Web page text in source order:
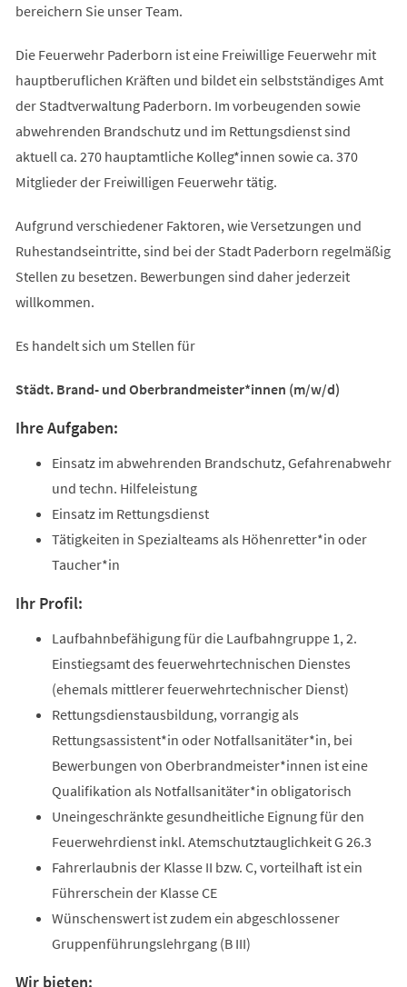
bereichern Sie unser Team.
Die Feuerwehr Paderborn ist eine Freiwillige Feuerwehr mit
hauptberuflichen Kräften und bildet ein selbstständiges Amt
der Stadtverwaltung Paderborn. Im vorbeugenden sowie
abwehrenden Brandschutz und im Rettungsdienst sind
aktuell ca. 270 hauptamtliche Kolleg*innen sowie ca. 370
Mitglieder der Freiwilligen Feuerwehr tätig.
Aufgrund verschiedener Faktoren, wie Versetzungen und
Ruhestandseintritte, sind bei der Stadt Paderborn regelmäßig
Stellen zu besetzen. Bewerbungen sind daher jederzeit
willkommen.
Es handelt sich um Stellen für
Städt. Brand- und Oberbrandmeister*innen (m/w/d)
Ihre Aufgaben:
Einsatz im abwehrenden Brandschutz, Gefahrenabwehr
und techn. Hilfeleistung
Einsatz im Rettungsdienst
Tätigkeiten in Spezialteams als Höhenretter*in oder
Taucher*in
Ihr Profil:
Laufbahnbefähigung für die Laufbahngruppe 1, 2.
Einstiegsamt des feuerwehrtechnischen Dienstes
(ehemals mittlerer feuerwehrtechnischer Dienst)
Rettungsdienstausbildung, vorrangig als
Rettungsassistent*in oder Notfallsanitäter*in, bei
Bewerbungen von Oberbrandmeister*innen ist eine
Qualifikation als Notfallsanitäter*in obligatorisch
Uneingeschränkte gesundheitliche Eignung für den
Feuerwehrdienst inkl. Atemschutztauglichkeit G 26.3
Fahrerlaubnis der Klasse II bzw. C, vorteilhaft ist ein
Führerschein der Klasse CE
Wünschenswert ist zudem ein abgeschlossener
Gruppenführungslehrgang (B III)
Wir bieten: